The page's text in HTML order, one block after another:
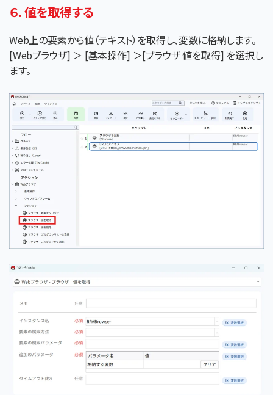
６．値を取得する
Web上の要素から値（テキスト）を取得し、変数に格納します。
[Webブラウザ] ＞ [基本操作] ＞[ブラウザ 値を取得] を選択し
ます。